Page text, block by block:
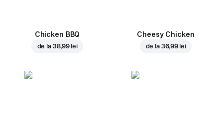
Chicken BBQ
de la 38,99 lei
Cheesy Chicken
de la 36,99 lei